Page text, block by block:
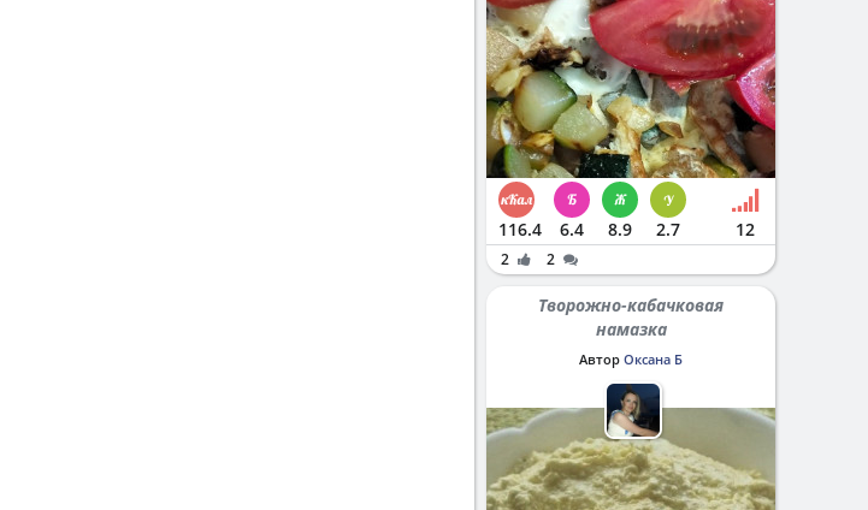
116.4 6.4 8.9 2.7 12
2 2
Творожно-кабачковая
намазка
Автор Оксана Б